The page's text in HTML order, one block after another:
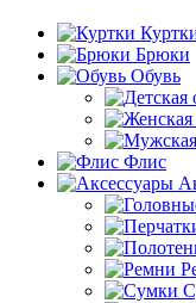
Брюки
Обувь
Флис